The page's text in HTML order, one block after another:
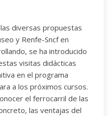
diversas propuestas
y Renfe-Sncf en
se ha introducido
visitas didácticas
en el programa
a los próximos cursos.
el ferrocarril de las
las ventajas del